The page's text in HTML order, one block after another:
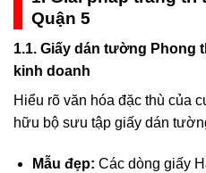
Quận 5
1.1. Giấy dán tường Phong
kinh doanh
Hiểu rõ văn hóa đặc thù của
hữu bộ sưu tập giấy dán
Mẫu đẹp: Các dòng giấy